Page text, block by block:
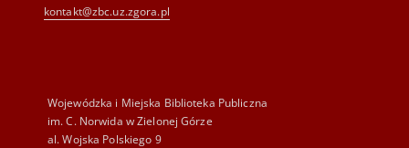
kontakt@zbc.uz.zgora.pl
Wojewódzka i Miejska Biblioteka Publiczna
im. C. Norwida w Zielonej Górze
al. Wojska Polskiego 9